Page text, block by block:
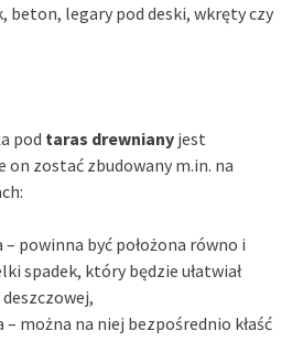
beton, legary pod deski, wkręty czy
pod taras drewniany jest
on zostać zbudowany m.in. na
powinna być położona równo i
spadek, który będzie ułatwiał
deszczowej,
można na niej bezpośrednio kłaść